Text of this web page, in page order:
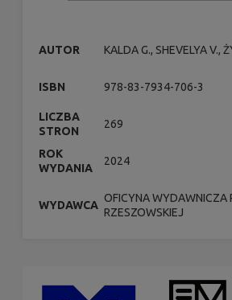
AUTOR KALDA G., SHEVELYA V.,
ISBN 978-83-7934-706-3
LICZBA
STRON
269
ROK
WYDANIA
2024
WYDAWCA
OFICYNA WYDAWNICZA
RZESZOWSKIEJ